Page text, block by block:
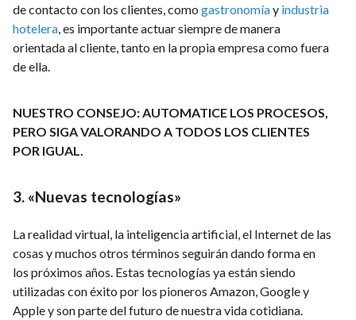
de contacto con los clientes, como gastronomíay industria
hotelera, es importante actuar siempre de manera
orientada al cliente, tanto en la propia empresa como fuera
de ella.
NUESTRO CONSEJO: AUTOMATICE LOS PROCESOS,
PERO SIGA VALORANDO A TODOS LOS CLIENTES
POR IGUAL.
3. «Nuevas tecnologías»
La realidad virtual, la inteligencia artificial, el Internet de las
cosas y muchos otros términos seguirán dando forma en
los próximos años. Estas tecnologías ya están siendo
utilizadas con éxito por los pioneros Amazon, Google y
Apple y son parte del futuro de nuestra vida cotidiana.